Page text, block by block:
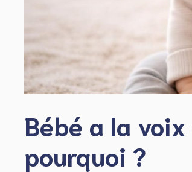
Bébé a la
pourquoi ?